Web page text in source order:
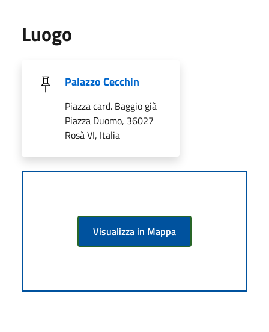
Luogo
Palazzo Cecchin
Piazza card. Baggio già
Piazza Duomo, 36027
Rosà VI, Italia
Visualizza in Mappa